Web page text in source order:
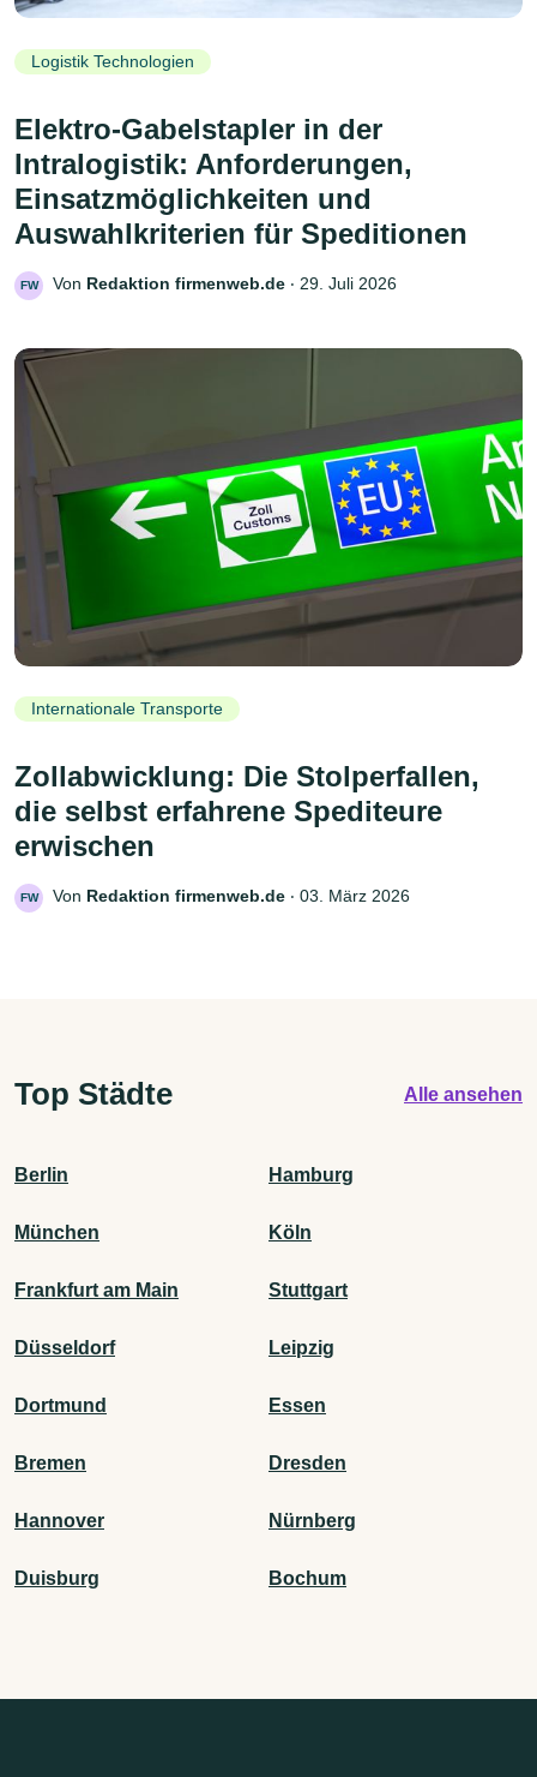
Logistik Technologien
Elektro-Gabelstapler in der
Intralogistik: Anforderungen,
Einsatzmöglichkeiten und
Auswahlkriterien für Speditionen
FW Von Redaktion firmenweb.de ‧ 29. Juli 2026
Internationale Transporte
Zollabwicklung: Die Stolperfallen,
die selbst erfahrene Spediteure
erwischen
FW Von Redaktion firmenweb.de ‧ 03. März 2026
Top Städte Alle ansehen
Berlin Hamburg
München Köln
Frankfurt am Main Stuttgart
Düsseldorf Leipzig
Dortmund Essen
Bremen Dresden
Hannover Nürnberg
Duisburg Bochum